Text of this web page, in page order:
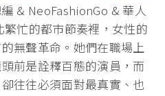
& NeoFashionGo & 華人
忙的都市節奏裡， 女性的
無聲革命。 她們在職場上
前是詮釋百態的演員， 而
往往必須面對最真實、 也